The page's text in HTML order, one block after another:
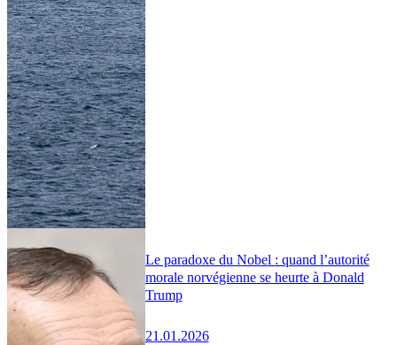
Le paradoxe du Nobel : quand l’autorité
morale norvégienne se heurte à Donald
Trump
21.01.2026